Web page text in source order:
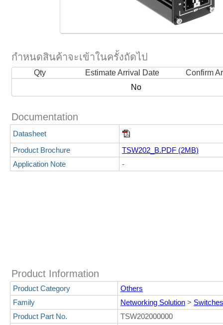
กำหนดสินค้าจะเข้าในครั้งถัดไป
Qty Estimate Arrival Date
Confirm
No
Documentation
Datasheet
Product Brochure
TSW202_B.PDF (2MB)
Application Note
-
Product Information
Product Category
Others
Family
Networking Solution >
Product Part No.
TSW202000000